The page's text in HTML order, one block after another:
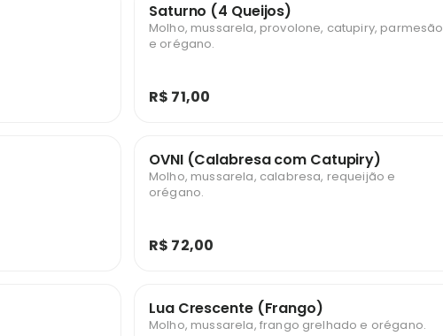
Saturno (4 Queijos)
Molho, mussarela, provolone, catupiry, parmesão
e orégano.
R$ 71,00
OVNI (Calabresa com Catupiry)
Molho, mussarela, calabresa, requeijão e
orégano.
R$ 72,00
Lua Crescente (Frango)
Molho, mussarela, frango grelhado e orégano.